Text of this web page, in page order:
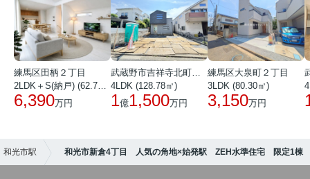
練馬区田柄２丁目
2LDK＋S(納戸) (62.72㎡)
6,390万円
武蔵野市吉祥寺北町１丁目
4LDK (128.78㎡)
1億1,500万円
練馬区大泉町２丁目
3LDK (80.30㎡)
3,150万円
和光市駅 和光市新倉4丁目 人気の角地×始発駅 ZEH水準住宅 限定1棟